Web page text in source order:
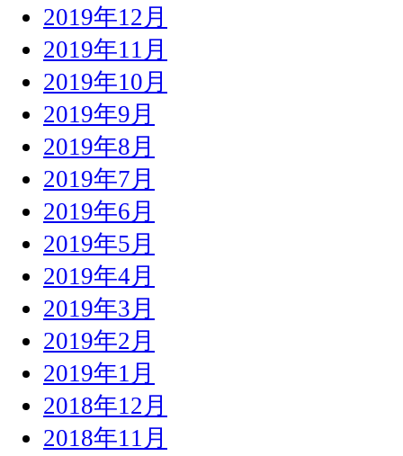
2019年12月
2019年11月
2019年10月
2019年9月
2019年8月
2019年7月
2019年6月
2019年5月
2019年4月
2019年3月
2019年2月
2019年1月
2018年12月
2018年11月